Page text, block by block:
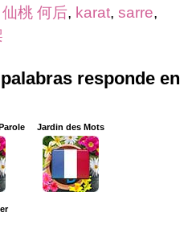
仙桃 何后, karat, sarre,
responde en
Jardin des Mots